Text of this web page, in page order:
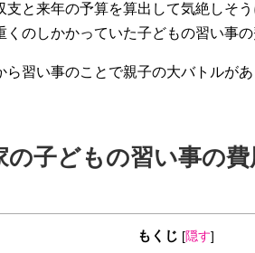
支と来年の予算を算出して気絶しそう
くのしかかっていた子どもの習い事
ら習い事のことで親子の大バトルがあ
の子どもの習い事の
もくじ [隠す]